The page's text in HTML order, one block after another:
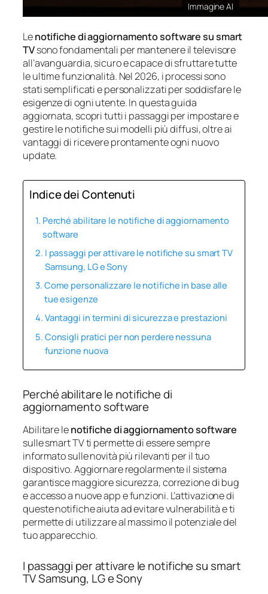
Immagine AI
Lenotifiche di aggiornamento software su smart
TVsono fondamentali per mantenere il televisore
all’avanguardia, sicuro e capace di sfruttare tutte
le ultime funzionalità. Nel 2026, i processi sono
stati semplificati e personalizzati per soddisfare le
esigenze di ogni utente. In questa guida
aggiornata, scopri tutti i passaggi per impostare e
gestire le notifiche sui modelli più diffusi, oltre ai
vantaggi di ricevere prontamente ogni nuovo
update.
Indice dei Contenuti
Perché abilitare le notifiche di aggiornamento
software
I passaggi per attivare le notifiche su smart TV
Samsung, LG e Sony
Come personalizzare le notifiche in base alle
tue esigenze
Vantaggi in termini di sicurezza e prestazioni
Consigli pratici per non perdere nessuna
funzione nuova
Perché abilitare le notifiche di
aggiornamento software
Abilitare lenotifiche di aggiornamento software
sulle smart TV ti permette di essere sempre
informato sulle novità più rilevanti per il tuo
dispositivo. Aggiornare regolarmente il sistema
garantisce maggiore sicurezza, correzione di bug
e accesso a nuove app e funzioni. L’attivazione di
queste notifiche aiuta ad evitare vulnerabilità e ti
permette di utilizzare al massimo il potenziale del
tuo apparecchio.
I passaggi per attivare le notifiche su smart
TV Samsung, LG e Sony